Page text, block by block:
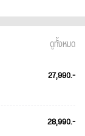
ดูทั้งหมด
27,990.-
28,990.-